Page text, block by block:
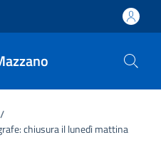
/
chiusura il lunedì mattina